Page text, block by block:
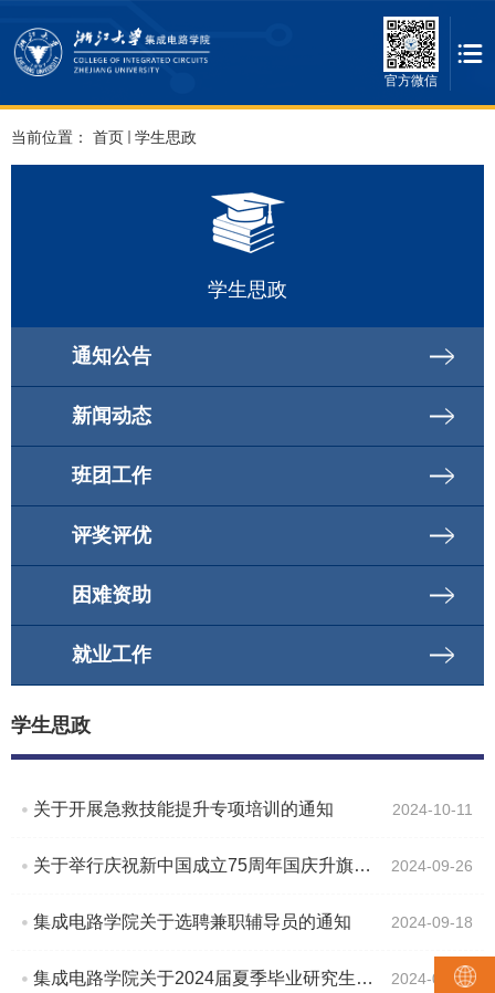
官方微信
当前位置： 首页 学生思政
学生思政
通知公告
新闻动态
班团工作
评奖评优
困难资助
就业工作
学生思政
关于开展急救技能提升专项培训的通知 2024-10-11
关于举行庆祝新中国成立75周年国庆升旗仪式的通知 2024-09-26
集成电路学院关于选聘兼职辅导员的通知 2024-09-18
集成电路学院关于2024届夏季毕业研究生离校工作的通知 2024-06-17